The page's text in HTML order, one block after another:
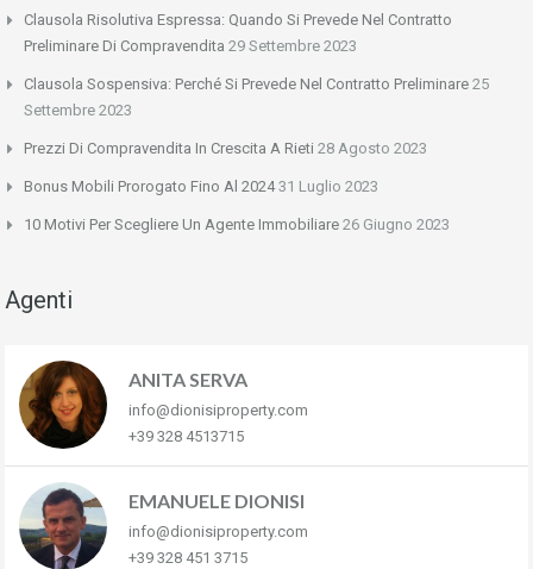
Clausola Risolutiva Espressa: Quando Si Prevede Nel Contratto
Preliminare Di Compravendita 29 Settembre 2023
Clausola Sospensiva: Perché Si Prevede Nel Contratto Preliminare 25
Settembre 2023
Prezzi Di Compravendita In Crescita A Rieti 28 Agosto 2023
Bonus Mobili Prorogato Fino Al 2024 31 Luglio 2023
10 Motivi Per Scegliere Un Agente Immobiliare 26 Giugno 2023
Agenti
ANITA SERVA
info@dionisiproperty.com
+39 328 4513715
EMANUELE DIONISI
info@dionisiproperty.com
+39 328 451 3715